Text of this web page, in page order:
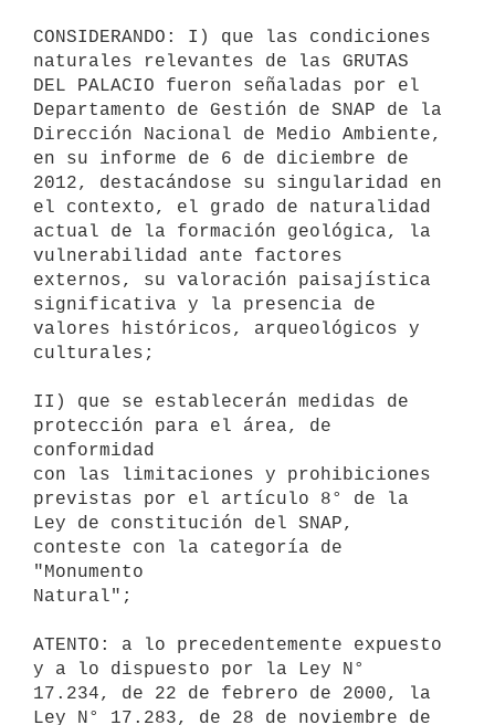
CONSIDERANDO: I) que las condiciones
naturales relevantes de las GRUTAS
DEL PALACIO fueron señaladas por el
Departamento de Gestión de SNAP de la
Dirección Nacional de Medio Ambiente,
en su informe de 6 de diciembre de
2012, destacándose su singularidad en
el contexto, el grado de naturalidad
actual de la formación geológica, la
vulnerabilidad ante factores
externos, su valoración paisajística
significativa y la presencia de
valores históricos, arqueológicos y
culturales;
II) que se establecerán medidas de
protección para el área, de
conformidad
con las limitaciones y prohibiciones
previstas por el artículo 8° de la
Ley de constitución del SNAP,
conteste con la categoría de
"Monumento
Natural";
ATENTO: a lo precedentemente expuesto
y a lo dispuesto por la Ley N°
17.234, de 22 de febrero de 2000, la
Ley N° 17.283, de 28 de noviembre de